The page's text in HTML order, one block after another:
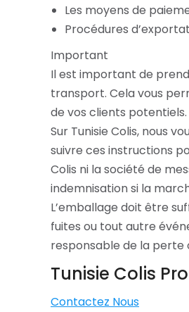
Les moyens de
Procédures
Important
Il est important de
transport. Cela vous
de vos clients potentiels.
Sur Tunisie Colis, nous
suivre ces instructions
Colis ni la société de
indemnisation si la
L’emballage doit être
fuites ou tout autre
responsable de la perte
Tunisie Colis Pro
Contactez Nous